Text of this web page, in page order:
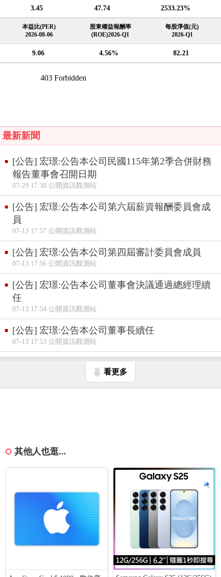
3.45 47.74 2533.23%
本益比(PER)
2026-08-06
股東權益報酬率
(ROE)2026-Q1
每股淨值(元)
2026-Q1
9.06 4.56% 82.21
最新新聞
[公告] 宏璟:公告本公司民國115年第2季合併財務
報告董事會召開日期
07-29 17:38 公開資訊觀測站
[公告] 宏璟:公告本公司第六屆薪資報酬委員會成
員
07-13 17:57 公開資訊觀測站
[公告] 宏璟:公告本公司第四屆審計委員會成員
07-13 17:56 公開資訊觀測站
[公告] 宏璟:公告本公司董事會決議通過總經理續
任
07-13 17:54 公開資訊觀測站
[公告] 宏璟:公告本公司董事長續任
07-13 17:53 公開資訊觀測站
看更多
其他人也逛...